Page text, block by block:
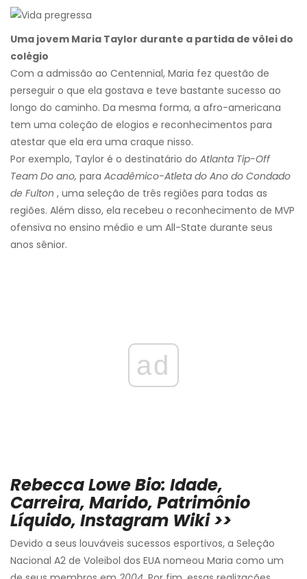
Uma jovem Maria Taylor durante a partida de vôlei do
colégio
Com a admissão ao Centennial, Maria fez questão de
perseguir o que ela gostava e teve bastante sucesso ao
longo do caminho. Da mesma forma, a afro-americana
tem uma coleção de elogios e reconhecimentos para
atestar que ela era uma craque nisso.
Por exemplo, Taylor é o destinatário do Atlanta Tip-Off
Team Do ano, para Acadêmico-Atleta do Ano do Condado
de Fulton , uma seleção de três regiões para todas as
regiões. Além disso, ela recebeu o reconhecimento de MVP
ofensiva no ensino médio e um All-State durante seus
anos sênior.
ad
Rebecca Lowe Bio: Idade,
Carreira, Marido, Patrimônio
Líquido, Instagram Wiki >>
Devido a seus louváveis ​​sucessos esportivos, a Seleção
Nacional A2 de Voleibol dos EUA nomeou Maria como um